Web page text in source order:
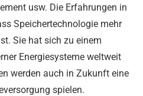
usw. Die Erfahrungen in
Speichertechnologie mehr
Sie hat sich zu einem
Energiesysteme weltweit
werden auch in Zukunft eine
spielen.